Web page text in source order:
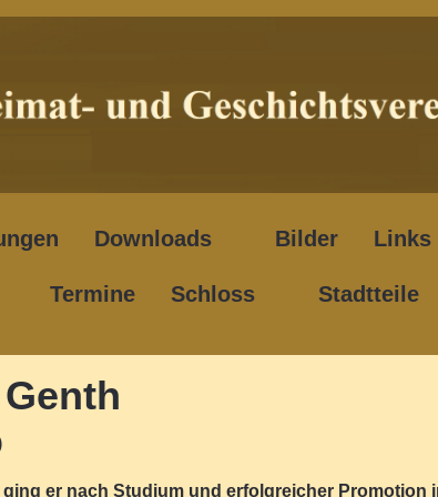
Downloads Bilder Links
Termine Schloss Stadtteile
er nach Studium und erfolgreicher Promotion